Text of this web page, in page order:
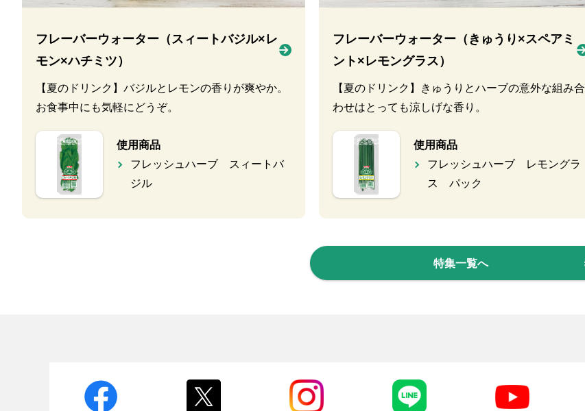
フレーバーウォーター（スィートバジル×レ
モン×ハチミツ）
【夏のドリンク】バジルとレモンの香りが爽やか。
お食事中にも気軽にどうぞ。
使用商品
フレッシュハーブ スィートバ
ジル
フレーバーウォーター（きゅうり×スペアミ
ント×レモングラス）
【夏のドリンク】きゅうりとハーブの意外な組み合
わせはとっても涼しげな香り。
使用商品
フレッシュハーブ レモングラ
ス パック
特集一覧へ